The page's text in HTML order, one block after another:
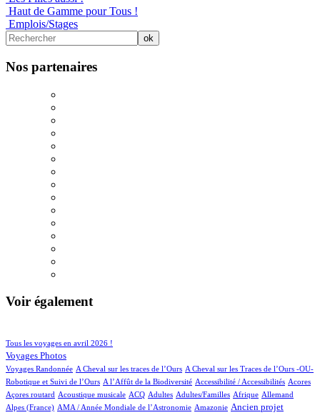
Haut de Gamme pour Tous !
Emplois/Stages
Nos partenaires
Voir également
Tous les voyages en avril 2026 !
218/915
Voyages Photos
152/915
Voyages Randonnée
4/915 A Cheval sur les traces de l’Ours
5/915
A Cheval sur les Traces de l’Ours -OU-
Robotique et Suivi de l’Ours
5/915 A l’Affût de la Biodiversité
2/915 Accessibilité / Accessibilités
2/915 Acores
1/915
Açores routard
2/915 Acoustique musicale
100/915 ACQ
26/915 Adultes
12/915 Adultes/Familles
2/915 Afrique
69/915 Allemand
19/915
Alpes (France)
11/915 AMA / Année Mondiale de l’Astronomie
5/915 Amazonie
250/915 Ancien projet
709/915